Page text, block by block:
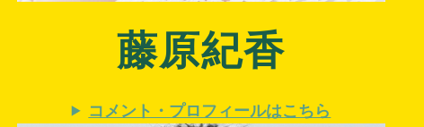
藤原紀香
コメント・プロフィールはこちら